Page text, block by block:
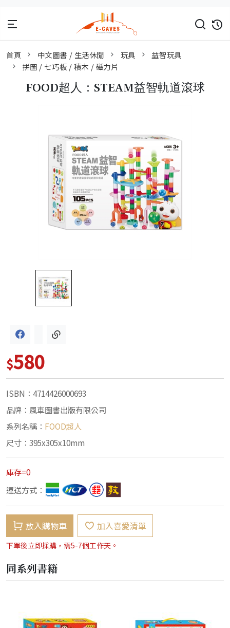
首頁 中文圖書 / 生活休閒 玩具
益智玩具
拼圖 / 七巧板 / 積木 / 磁力片
FOOD超人：STEAM益智軌道滾球
$580
ISBN：4714426000693
品牌：風車圖書出版有限公司
系列名稱： FOOD超人
尺寸：395x305x10mm
庫存=0
運送方式：
放入購物車 加入喜愛清單
下單後立即採購，需5-7個工作天。
同系列書籍